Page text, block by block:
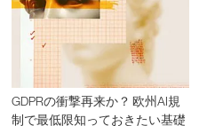
GDPRの衝撃再来か？ 欧州AI規
制で最低限知っておきたい基礎